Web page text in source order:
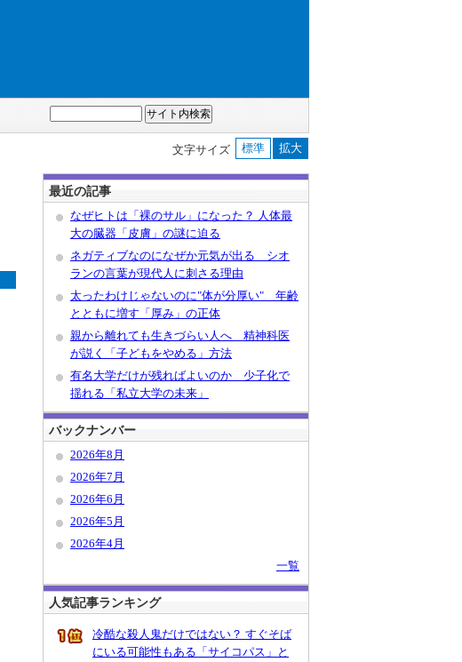
文字サイズ 標準 拡大
最近の記事
なぜヒトは「裸のサル」になった？ 人体最
大の臓器「皮膚」の謎に迫る
ネガティブなのになぜか元気が出る シオ
ランの言葉が現代人に刺さる理由
太ったわけじゃないのに"体が分厚い" 年齢
とともに増す「厚み」の正体
親から離れても生きづらい人へ 精神科医
が説く「子どもをやめる」方法
有名大学だけが残ればよいのか 少子化で
揺れる「私立大学の未来」
バックナンバー
2026年8月
2026年7月
2026年6月
2026年5月
2026年4月
一覧
人気記事ランキング
冷酷な殺人鬼だけではない？ すぐそば
にいる可能性もある「サイコパス」と